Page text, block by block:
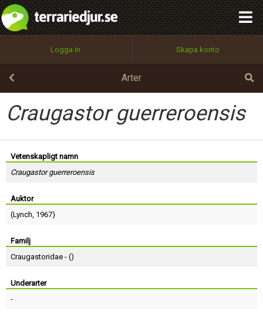
Logga in Skapa konto
Arter
Craugastor guerreroensis
Vetenskapligt namn
Craugastor guerreroensis
Auktor
(Lynch, 1967)
Familj
Craugastoridae - ()
Underarter
-
Utför
100%
OK
integritetspolicy
Namn:
Epost:
Användarnamn:
Lösenord:
Terms of Service
Begär nytt lösenord
Tillbaka till förstasidan